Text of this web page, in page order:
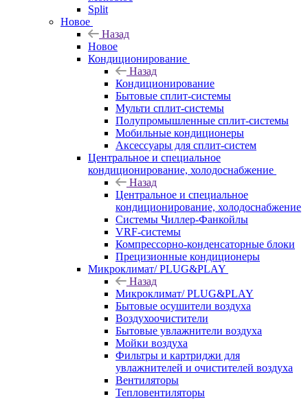
Split
Новое
Назад
Новое
Кондиционирование
Назад
Кондиционирование
Бытовые сплит-системы
Мульти сплит-системы
Полупромышленные сплит-системы
Мобильные кондиционеры
Аксессуары для сплит-систем
Центральное и специальное
кондиционирование, холодоснабжение
Назад
Центральное и специальное
кондиционирование, холодоснабжение
Системы Чиллер-Фанкойлы
VRF-системы
Компрессорно-конденсаторные блоки
Прецизионные кондиционеры
Микроклимат/ PLUG&PLAY
Назад
Микроклимат/ PLUG&PLAY
Бытовые осушители воздуха
Воздухоочистители
Бытовые увлажнители воздуха
Мойки воздуха
Фильтры и картриджи для
увлажнителей и очистителей воздуха
Вентиляторы
Тепловентиляторы